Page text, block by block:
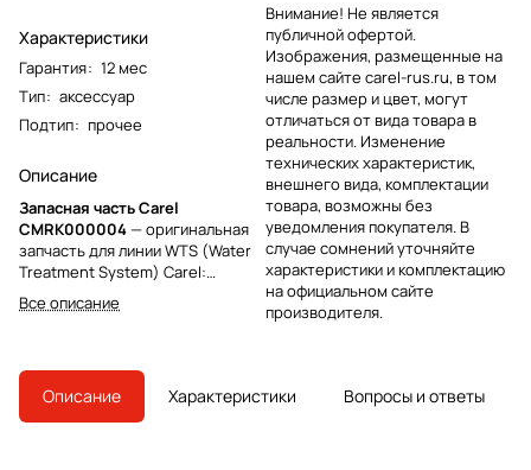
Характеристики
Гарантия: 12 мес
Тип: аксессуар
Подтип: прочее
Описание
Запасная часть Carel
CMRK000004— оригинальная
запчасть для линии WTS (Water
Treatment System) Carel:
установок обратного осмоса и
УФ-обеззараживания CMROUV /
увлажнителей Carel (humiFog,
MC multizone, ChillBooster) и
парогенераторов (heaterSteam,
Все описание
Внимание! Не является
публичной офертой.
Изображения, размещенные на
нашем сайте carel-rus.ru, в том
числе размер и цвет, могут
отличаться от вида товара в
реальности. Изменение
технических характеристик,
внешнего вида, комплектации
товара, возможны без
уведомления покупателя. В
случае сомнений уточняйте
характеристики и комплектацию
на официальном сайте
производителя.
Описание Характеристики Вопросы и ответы